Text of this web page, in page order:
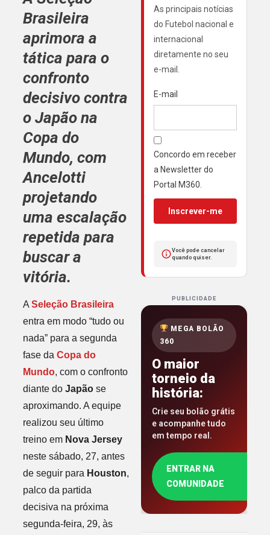
Brasileira
aprimora a
tática para o
confronto
decisivo contra
o Japãona
Copa do
Mundo, com
Ancelotti
projetando
uma escalação
repetida para
buscar a
vitória.
A Seleção Brasileira
entra em modo “tudo ou
nada” para a segunda
fase da Copa do
Mundo, com o confronto
diante do Japãose
aproximando. A equipe
realizou seu último
treino em Nova Jersey
neste sábado, 27, antes
de seguir para Houston,
palco da partida
decisiva na próxima
segunda-feira, 29, às
As principais notícias
do Futebol nacional e
internacional
diretamente no seu
e-mail.
E-mail
Concordo em receber
a Newsletter do
Portal M360.
Inscrever-me
Você pode cancelar
quando quiser.
PUBLICIDADE
MEGA BOLÃO
360
O maior
torneio da
história:
Crie seu bolão grátis
e acompanhe tudo
em tempo real.
ENTRAR NA
COMUNIDADE